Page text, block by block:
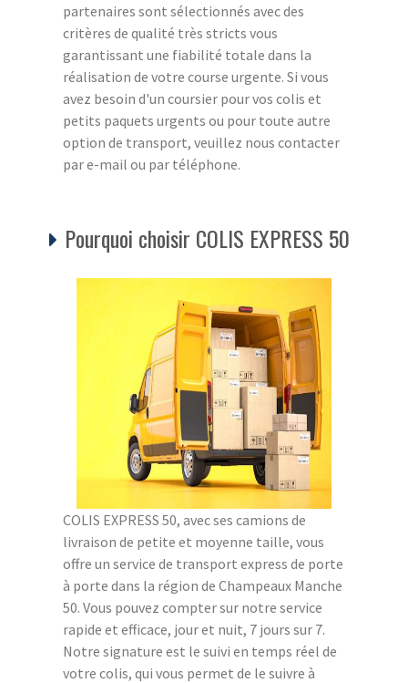
partenaires sont sélectionnés avec des
critères de qualité très stricts vous
garantissant une fiabilité totale dans la
réalisation de votre course urgente. Si vous
avez besoin d'un coursier pour vos colis et
petits paquets urgents ou pour toute autre
option de transport, veuillez nous contacter
par e-mail ou par téléphone.
Pourquoi choisir COLIS EXPRESS 50
COLIS EXPRESS 50, avec ses camions de
livraison de petite et moyenne taille, vous
offre un service de transport express de porte
à porte dans la région de Champeaux Manche
50. Vous pouvez compter sur notre service
rapide et efficace, jour et nuit, 7 jours sur 7.
Notre signature est le suivi en temps réel de
votre colis, qui vous permet de le suivre à